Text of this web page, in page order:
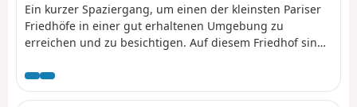
Ein kurzer Spaziergang, um einen der kleinsten Pariser
Friedhöfe in einer gut erhaltenen Umgebung zu
erreichen und zu besichtigen. Auf diesem Friedhof sind
einige originelle Denkmäler.